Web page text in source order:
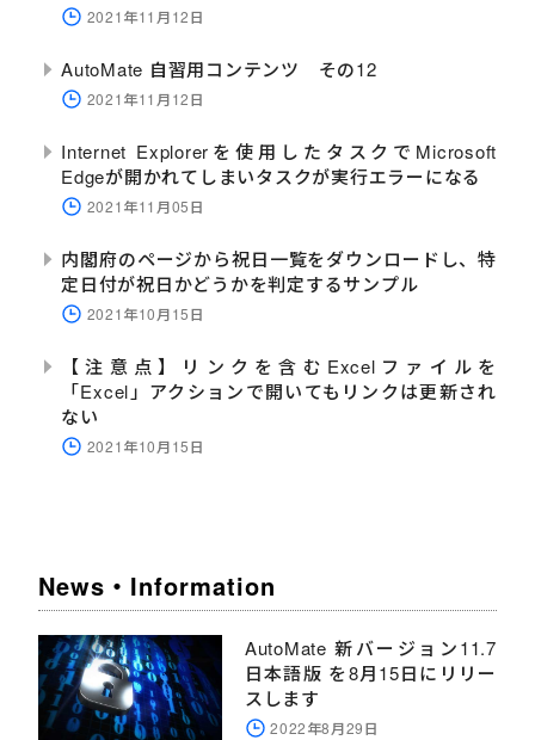
2021年11月12日
AutoMate 自習用コンテンツ その12
2021年11月12日
Internet Explorerを使用したタスクでMicrosoft
Edgeが開かれてしまいタスクが実行エラーになる
2021年11月05日
内閣府のページから祝日一覧をダウンロードし、特
定日付が祝日かどうかを判定するサンプル
2021年10月15日
【注意点】リンクを含むExcelファイルを
「Excel」アクションで開いてもリンクは更新され
ない
2021年10月15日
News・Information
AutoMate 新バージョン11.7
日本語版 を8月15日にリリー
スします
2022年8月29日